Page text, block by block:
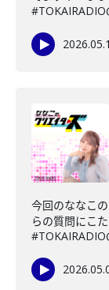
今回のななこ
らの質問にこ